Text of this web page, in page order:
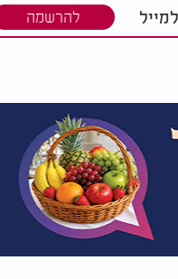
שיוכלו להועיל ולשפר
לנו שיש אור בקצה
להרשמה